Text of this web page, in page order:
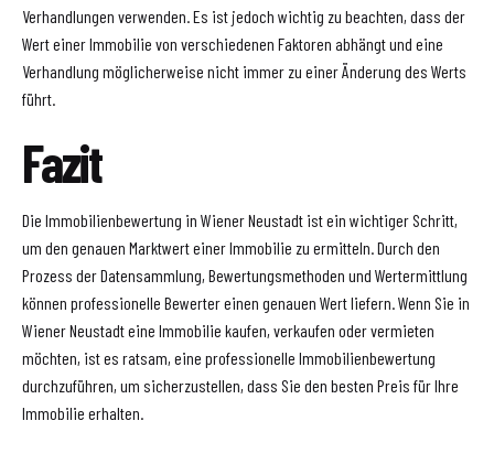
Verhandlungen verwenden. Es ist jedoch wichtig zu beachten, dass der
Wert einer Immobilie von verschiedenen Faktoren abhängt und eine
Verhandlung möglicherweise nicht immer zu einer Änderung des Werts
führt.
Fazit
Die Immobilienbewertung in Wiener Neustadt ist ein wichtiger Schritt,
um den genauen Marktwert einer Immobilie zu ermitteln. Durch den
Prozess der Datensammlung, Bewertungsmethoden und Wertermittlung
können professionelle Bewerter einen genauen Wert liefern. Wenn Sie in
Wiener Neustadt eine Immobilie kaufen, verkaufen oder vermieten
möchten, ist es ratsam, eine professionelle Immobilienbewertung
durchzuführen, um sicherzustellen, dass Sie den besten Preis für Ihre
Immobilie erhalten.